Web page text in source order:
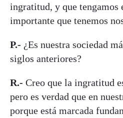
ingratitud, y que tengamos
importante que tenemos
P.- ¿Es nuestra sociedad
siglos anteriores?
R.- Creo que la ingratitud
pero es verdad que en
porque está marcada